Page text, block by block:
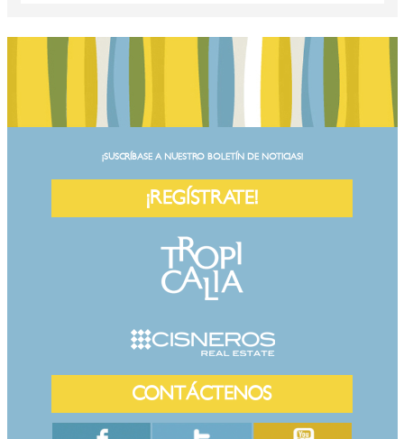
¡SUSCRÍBASE A NUESTRO BOLETÍN DE NOTICIAS!
¡REGÍSTRATE!
CONTÁCTENOS